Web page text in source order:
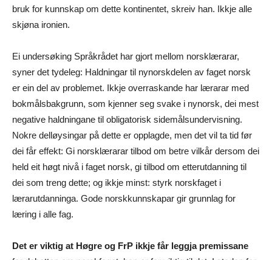
bruk for kunnskap om dette kontinentet, skreiv han. Ikkje alle
skjøna ironien.
Ei undersøking Språkrådet har gjort mellom norsklærarar,
syner det tydeleg: Haldningar til nynorskdelen av faget norsk
er ein del av problemet. Ikkje overraskande har lærarar med
bokmålsbakgrunn, som kjenner seg svake i nynorsk, dei mest
negative haldningane til obligatorisk sidemålsundervisning.
Nokre delløysingar på dette er opplagde, men det vil ta tid før
dei får effekt: Gi norsklærarar tilbod om betre vilkår dersom dei
held eit høgt nivå i faget norsk, gi tilbod om etterutdanning til
dei som treng dette; og ikkje minst: styrk norskfaget i
lærarutdanninga. Gode norskkunnskapar gir grunnlag for
læring i alle fag.
Det er viktig at Høgre og FrP ikkje får leggja premissane